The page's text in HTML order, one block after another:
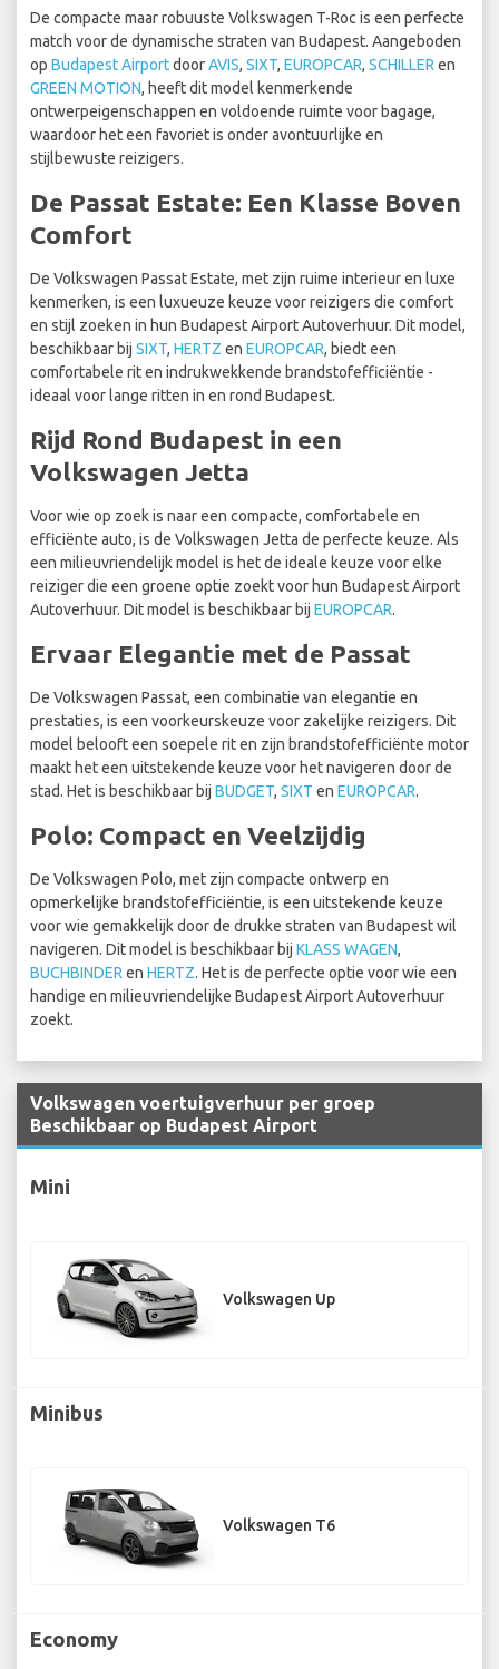
De compacte maar robuuste Volkswagen T-Roc is een perfecte
match voor de dynamische straten van Budapest. Aangeboden
op Budapest AirportdoorAVIS, SIXT, EUROPCAR, SCHILLER en
GREEN MOTION, heeft dit model kenmerkende
ontwerpeigenschappen en voldoende ruimte voor bagage,
waardoor het een favoriet is onder avontuurlijke en
stijlbewuste reizigers.
De Passat Estate: Een Klasse Boven
Comfort
De Volkswagen Passat Estate, met zijn ruime interieur en luxe
kenmerken, is een luxueuze keuze voor reizigers die comfort
en stijl zoeken in hun Budapest Airport Autoverhuur. Dit model,
beschikbaar bij SIXT, HERTZ en EUROPCAR, biedt een
comfortabele rit en indrukwekkende brandstofefficiëntie -
ideaal voor lange ritten in en rond Budapest.
Rijd Rond Budapest in een
Volkswagen Jetta
Voor wie op zoek is naar een compacte, comfortabele en
efficiënte auto, is de Volkswagen Jetta de perfecte keuze. Als
een milieuvriendelijk model is het de ideale keuze voor elke
reiziger die een groene optie zoekt voor hun Budapest Airport
Autoverhuur. Dit model is beschikbaar bij EUROPCAR.
Ervaar Elegantie met de Passat
De Volkswagen Passat, een combinatie van elegantie en
prestaties, is een voorkeurskeuze voor zakelijke reizigers. Dit
model belooft een soepele rit en zijn brandstofefficiënte motor
maakt het een uitstekende keuze voor het navigeren door de
stad. Het is beschikbaar bij BUDGET, SIXT en EUROPCAR.
Polo: Compact en Veelzijdig
De Volkswagen Polo, met zijn compacte ontwerp en
opmerkelijke brandstofefficiëntie, is een uitstekende keuze
voor wie gemakkelijk door de drukke straten van Budapest wil
navigeren. Dit model is beschikbaar bij KLASS WAGEN,
BUCHBINDER en HERTZ. Het is de perfecte optie voor wie een
handige en milieuvriendelijke Budapest Airport Autoverhuur
zoekt.
Volkswagen voertuigverhuur per groep
Beschikbaar op Budapest Airport
Mini
Volkswagen Up
Minibus
Volkswagen T6
Economy